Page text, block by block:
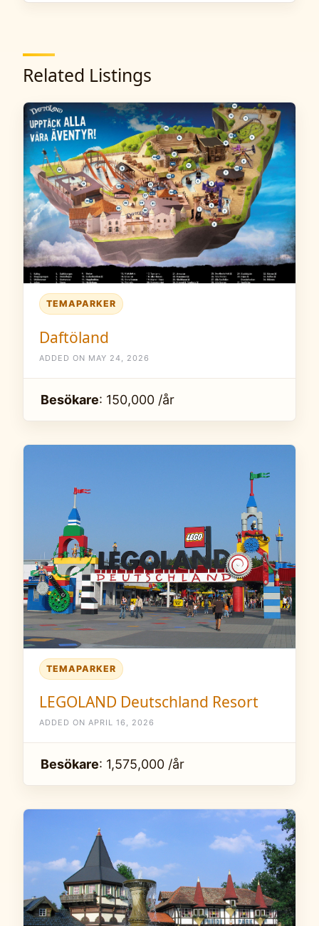
Related Listings
TEMAPARKER
Daftöland
ADDED ON MAY 24, 2026
Besökare: 150,000 /år
TEMAPARKER
LEGOLAND Deutschland Resort
ADDED ON APRIL 16, 2026
Besökare: 1,575,000 /år